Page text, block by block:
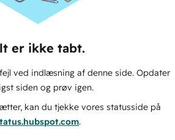
er ikke tabt.
ved indlæsning af denne side. Opdater
siden og prøv igen.
kan du tjekke vores statusside på
.